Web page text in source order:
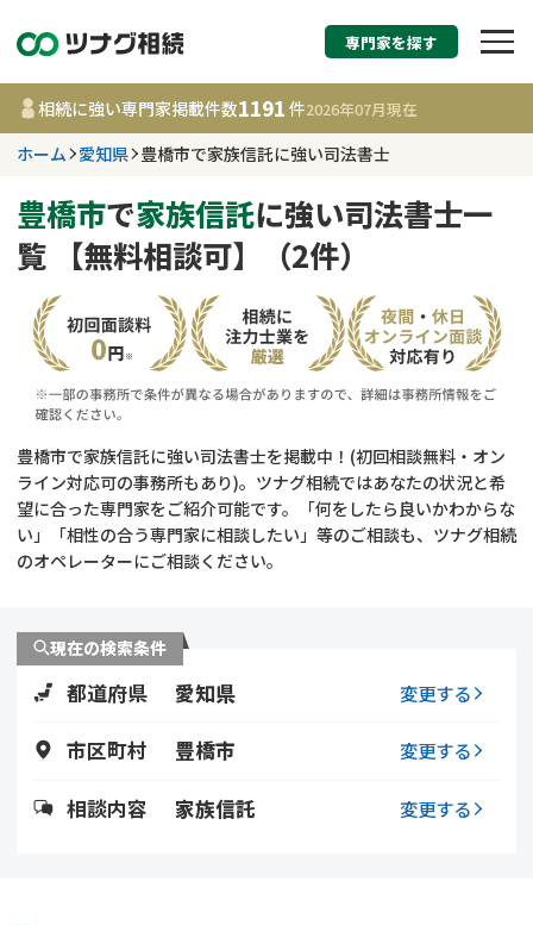
相続税申告・相続手
す
愛知県
事務所
相談内容で探す
相続登記
遺留分侵害額請求
コラム
相続手続き
専門家を探す
相続に強い専門家掲載件数1191 件2026年07月現在
ホーム 愛知県 豊橋市で家族信託に強い司法書士
豊橋市で家族信託に強い司法書士一
覧 【無料相談可】（2件）
豊橋市で家族信託に強い司法書士を掲載中！(初回相談無料・オン
ライン対応可の事務所もあり)。ツナグ相続ではあなたの状況と希
望に合った専門家をご紹介可能です。「何をしたら良いかわからな
い」「相性の合う専門家に相談したい」等のご相談も、ツナグ相続
のオペレーターにご相談ください。
現在の検索条件
都道府県 愛知県 変更する
市区町村 豊橋市 変更する
相談内容 家族信託 変更する